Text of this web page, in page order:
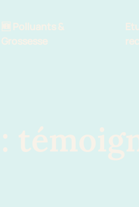
🆕 Polluants &
Grossesse